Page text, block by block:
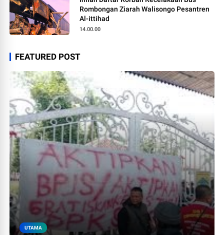
Rombongan Ziarah Walisongo Pesantren
Al-ittihad
14.00.00
FEATURED POST
UTAMA